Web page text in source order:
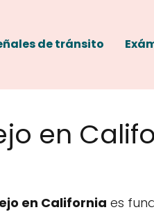
de tránsito
en
en California es